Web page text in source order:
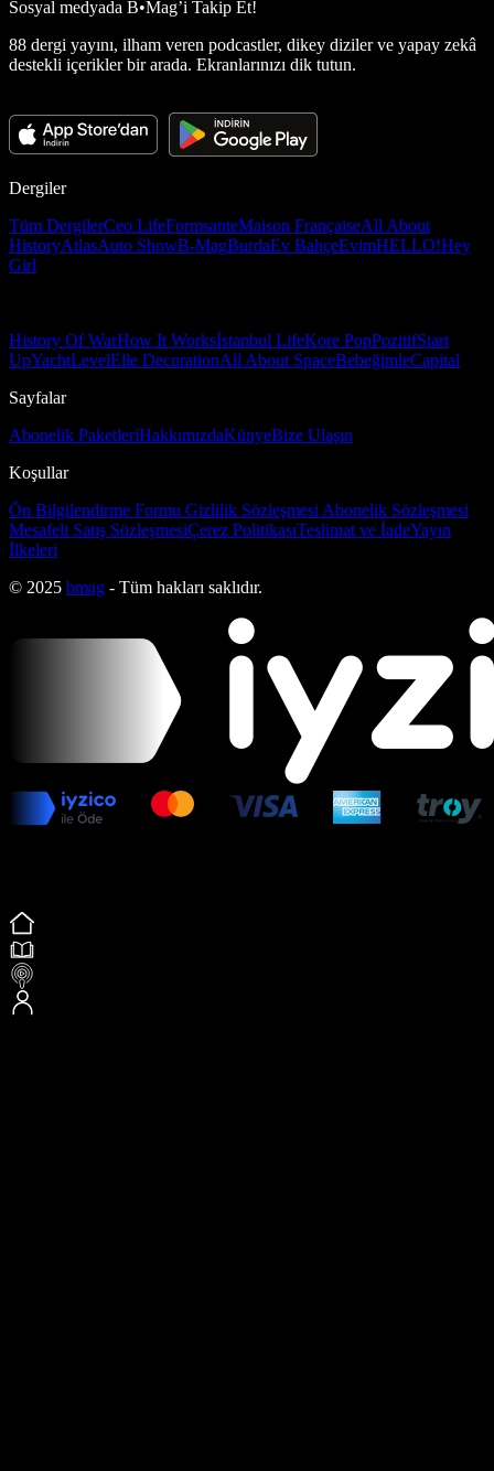
Sosyal medyada B•Mag’i Takip Et!
88 dergi yayını, ilham veren podcastler, dikey diziler ve yapay zekâ
destekli içerikler bir arada. Ekranlarınızı dik tutun.
Dergiler
Tüm DergilerCeo LifeFormsanteMaison FrançaiseAll About
HistoryAtlasAuto ShowB-MagBurdaEv BahçeEvimHELLO!Hey
Girl
History Of WarHow It Worksİstanbul LifeKore PopPozitifStart
UpYachtLevelElle DecorationAll About SpaceBebeğimleCapital
Sayfalar
Abonelik PaketleriHakkımızdaKünyeBize Ulaşın
Koşullar
Ön Bilgilendirme Formu Gizlilik Sözleşmesi Abonelik Sözleşmesi
Mesafeli Satış SözleşmesiÇerez PolitikasıTeslimat ve İadeYayın
İlkeleri
© 2025 bmag - Tüm hakları saklıdır.